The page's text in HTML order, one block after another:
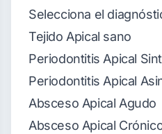
Selecciona el
Tejido Apical sano
Periodontitis Apical
Periodontitis Apical
Absceso Apical Agudo
Absceso Apical